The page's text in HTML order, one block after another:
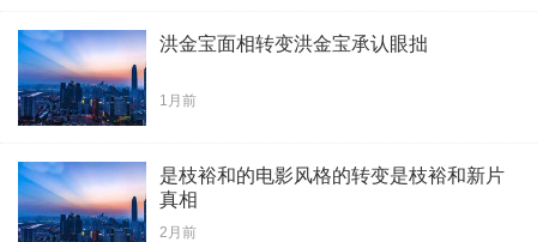
洪金宝面相转变洪金宝承认眼拙
1月前
是枝裕和的电影风格的转变是枝裕和新片
真相
2月前